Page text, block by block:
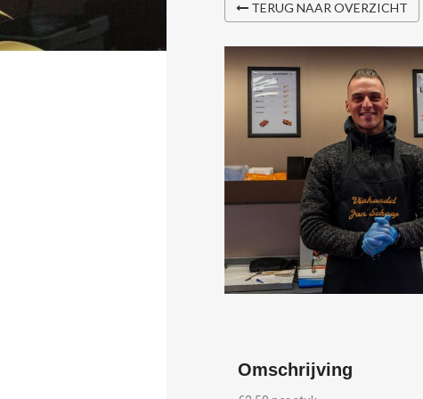
TERUG NAAR OVERZICHT
Omschrijving